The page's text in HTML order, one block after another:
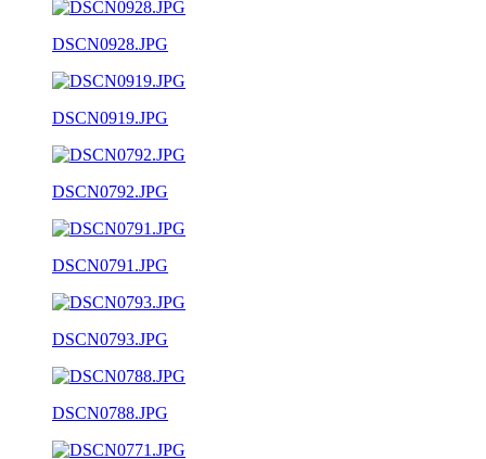
DSCN0928.JPG
DSCN0919.JPG
DSCN0792.JPG
DSCN0791.JPG
DSCN0793.JPG
DSCN0788.JPG